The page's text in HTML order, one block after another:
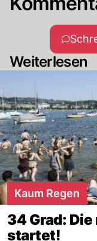
Weiterlesen
Kaum Regen
34 Grad:
startet!